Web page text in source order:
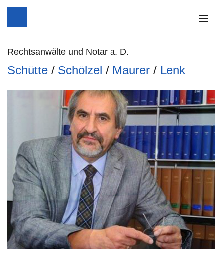
Unsere Fachgebiete
Kontakt
Rechtsanwälte und Notar a. D.
Schütte / Schölzel / Maurer / Lenk